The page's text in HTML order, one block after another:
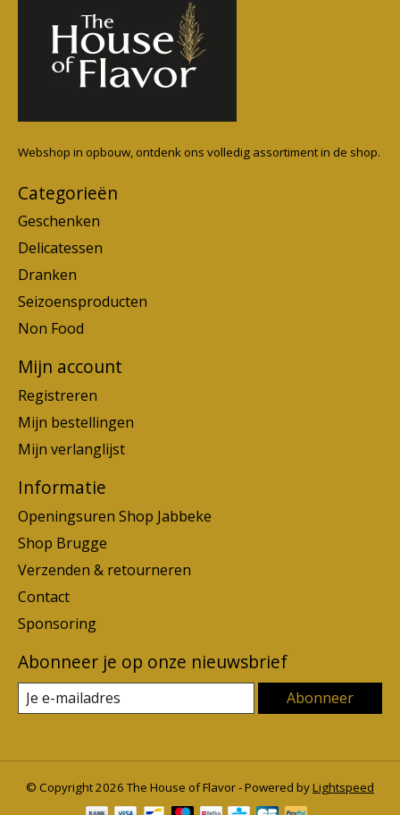
Webshop in opbouw, ontdenk ons volledig assortiment in de shop.
Categorieën
Geschenken
Delicatessen
Dranken
Seizoensproducten
Non Food
Mijn account
Registreren
Mijn bestellingen
Mijn verlanglijst
Informatie
Openingsuren Shop Jabbeke
Shop Brugge
Verzenden & retourneren
Contact
Sponsoring
Abonneer je op onze nieuwsbrief
Abonneer
© Copyright 2026 The House of Flavor - Powered byLightspeed